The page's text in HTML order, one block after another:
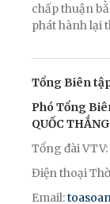
chấp thuận
phát hành lại
Tổng Biên
Phó Tổng
QUỐC
Tổng đài VTV:
Điện thoại
Email: